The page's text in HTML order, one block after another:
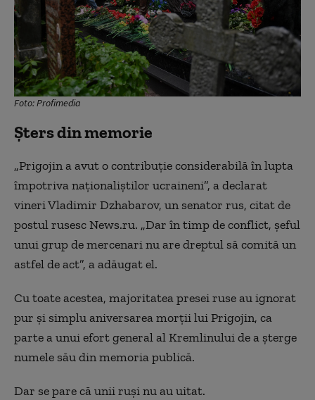
Foto: Profimedia
Șters din memorie
„Prigojin a avut o contribuție considerabilă în lupta
împotriva naționaliștilor ucraineni”, a declarat
vineri Vladimir Dzhabarov, un senator rus, citat de
postul rusesc News.ru. „Dar în timp de conflict, șeful
unui grup de mercenari nu are dreptul să comită un
astfel de act”, a adăugat el.
Cu toate acestea, majoritatea presei ruse au ignorat
pur și simplu aniversarea morții lui Prigojin, ca
parte a unui efort general al Kremlinului de a șterge
numele său din memoria publică.
Dar se pare că unii ruși nu au uitat.